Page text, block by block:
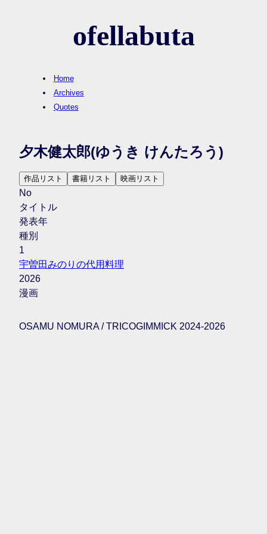
ofellabuta
Home
Archives
Quotes
夕木健太郎(ゆうき けんたろう)
作品リスト 書籍リスト 映画リスト
No
タイトル
発表年
種別
1
宇曽田みのりの代用料理
2026
漫画
OSAMU NOMURA / TRICOGIMMICK 2024-2026